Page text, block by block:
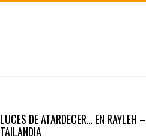
LUCES DE ATARDECER… EN RAYLEH –
TAILANDIA